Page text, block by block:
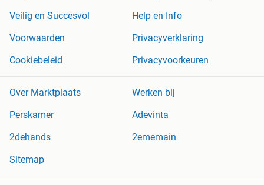
Veilig en Succesvol
Help en Info
Voorwaarden
Privacyverklaring
Cookiebeleid
Privacyvoorkeuren
Over Marktplaats
Werken bij
Perskamer
Adevinta
2dehands
2ememain
Sitemap